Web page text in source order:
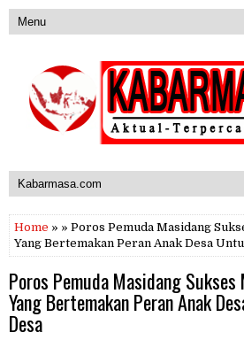
Home » » Poros Pemuda Masidang
Yang Bertemakan Peran Anak Desa
Poros Pemuda Masidang
Yang Bertemakan Peran Anak
Desa